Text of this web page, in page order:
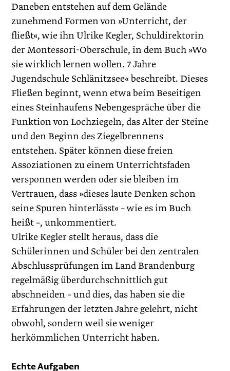
Daneben entstehen auf dem Gelände
zunehmend Formen von »Unterricht, der
fließt«, wie ihn Ulrike Kegler, Schuldirektorin
der Montessori-Oberschule, in dem Buch »Wo
sie wirklich ­lernen wollen. 7 Jahre
Jugendschule Schlänitzsee« beschreibt. Dieses
Fließen beginnt, wenn etwa beim Beseitigen
eines Steinhaufens Nebengespräche über die
Funktion von Lochziegeln, das Alter der Steine
und den Beginn des Ziegelbrennens
entstehen. Später können diese freien
Assoziationen zu einem Unterrichtsfaden
versponnen werden oder sie bleiben im
Vertrauen, dass »dieses laute Denken schon
seine Spuren hinterlässt« – wie es im Buch
heißt –, unkommentiert.
Ulrike Kegler stellt heraus, dass die
Schülerinnen und Schüler bei den zentralen
Abschlussprüfungen im Land Brandenburg
regelmäßig überdurchschnittlich gut
abschneiden – und dies, das haben sie die
Erfahrungen der letzten Jahre gelehrt, nicht
obwohl, sondern weil sie weniger
herkömmlichen Unterricht haben.
Echte Aufgaben